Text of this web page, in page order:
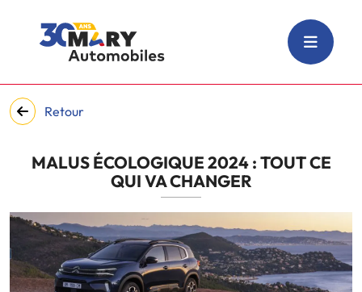
Retour
MALUS ÉCOLOGIQUE 2024 : TOUT CE
QUI VA CHANGER